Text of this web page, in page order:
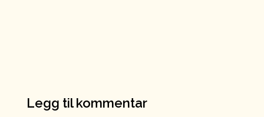
Legg til kommentar